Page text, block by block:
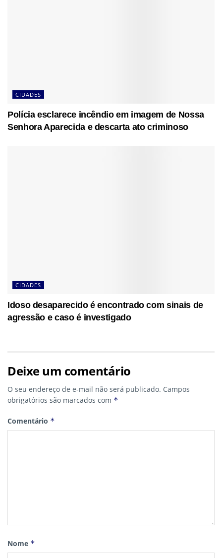
CIDADES
Polícia esclarece incêndio em imagem de Nossa
Senhora Aparecida e descarta ato criminoso
CIDADES
Idoso desaparecido é encontrado com sinais de
agressão e caso é investigado
Deixe um comentário
O seu endereço de e-mail não será publicado. Campos
obrigatórios são marcados com *
Comentário *
Nome *